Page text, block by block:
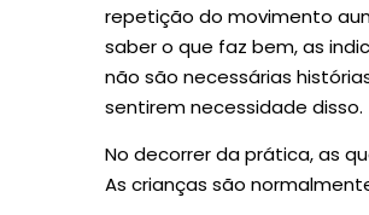
repetição do movimento
saber o que faz bem, as
não são necessárias
sentirem necessidade disso.
No decorrer da prática, as
As crianças são